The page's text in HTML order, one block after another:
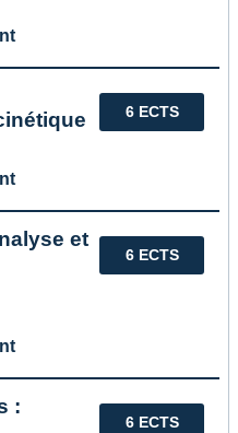
6 ECTS
6 ECTS
et
6 ECTS
: